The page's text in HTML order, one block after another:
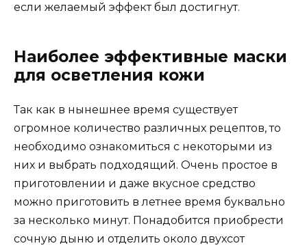
если желаемый эффект был достигнут.
Наиболее эффективные маски
для осветления кожи
Так как в нынешнее время существует
огромное количество различных рецептов, то
необходимо ознакомиться с некоторыми из
них и выбрать подходящий. Очень простое в
приготовлении и даже вкусное средство
можно приготовить в летнее время буквально
за несколько минут. Понадобится приобрести
сочную дыню и отделить около двухсот